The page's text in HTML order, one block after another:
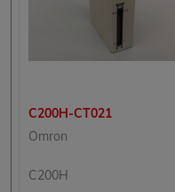
C200H-CT021
Omron
C200H